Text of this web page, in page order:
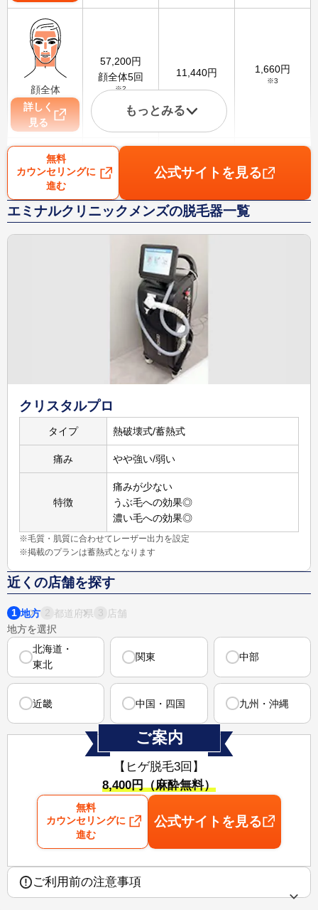
顔全体
詳しく
見る
57,200円
顔全体5回
※2
11,440円 1,660円
※3
VIO
詳しく
78,000
VIO5回
※2
15,600円 2,260円
円
15,000
脚5回
もっとみる
無料
カウンセリングに
進む
公式サイトを見る
エミナルクリニックメンズの脱毛器一覧
クリスタルプロ
タイプ 熱破壊式/蓄熱式
痛み やや強い/弱い
特徴
痛みが少ない
うぶ毛への効果◎
濃い毛への効果◎
※毛質・肌質に合わせてレーザー出力を設定
※掲載のプランは蓄熱式となります
近くの店舗を探す
1 地方 2 都道府県 3 店舗
地方を選択
北海道・
東北
関東 中部
近畿 中国・四国 九州・沖縄
ご案内
【ヒゲ脱毛3回】
8,400円（麻酔無料）
無料
カウンセリングに
進む
公式サイトを見る
ご利用前の注意事項